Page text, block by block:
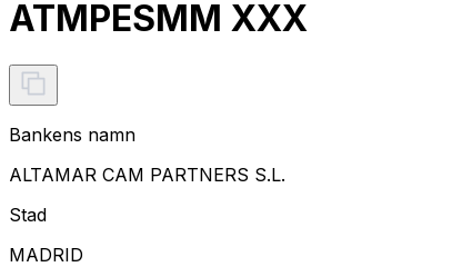
ATMPESMM XXX
Bankens namn
ALTAMAR CAM PARTNERS S.L.
Stad
MADRID